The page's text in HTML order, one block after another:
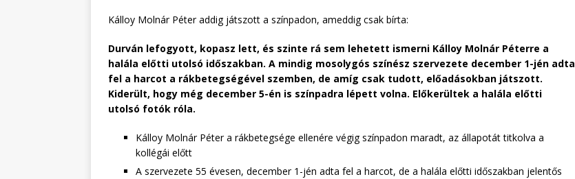
Kálloy Molnár Péter addig játszott a színpadon, ameddig csak bírta:
Durván lefogyott, kopasz lett, és szinte rá sem lehetett ismerni Kálloy Molnár Péterre a
halála előtti utolsó időszakban. A mindig mosolygós színész szervezete december 1-jén adta
fel a harcot a rákbetegségével szemben, de amíg csak tudott, előadásokban játszott.
Kiderült, hogy még december 5-én is színpadra lépett volna. Előkerültek a halála előtti
utolsó fotók róla.
Kálloy Molnár Péter a rákbetegsége ellenére végig színpadon maradt, az állapotát titkolva a
kollégái előtt
A szervezete 55 évesen, december 1-jén adta fel a harcot, de a halála előtti időszakban jelentős